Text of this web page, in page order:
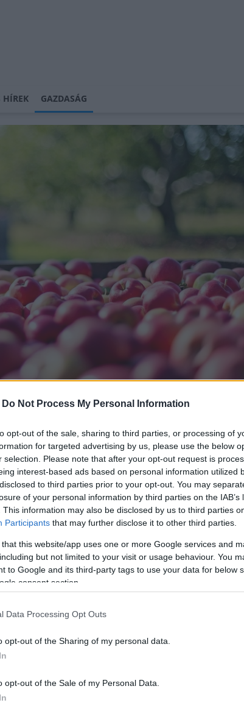
Do Not Process My Personal Information
opt-out of the sale, sharing to third parties, or processing of
for targeted advertising by us, please use the below
selection. Please note that after your opt-out request is
interest-based ads based on personal information utilized
to third parties prior to your opt-out. You may
of your personal information by third parties on the IAB’s
This information may also be disclosed by us to third parties
Participants that may further disclose it to other third parties.
that this website/app uses one or more Google services and
but not limited to your visit or usage behaviour. You
to Google and its third-party tags to use your data for below
consent section.
Data Processing Opt Outs
opt-out of the Sharing of my personal data.
opt-out of the Sale of my Personal Data.
HÍREK GAZDASÁG
- illusztráció
így ez már a harmadik ilyen év - mondta
Szakmaközi Szervezet és Terméktanács
a negyede vérható kajszibarackból, de kevesebb
is.
esőzések és az enyhe tél miatt van.
óriási elkeseredés van az ágazatban, a
terhelést kénytelen elviselni az elmúlt két
tavalyi és a tavalyelőtti év sem volt jónak
figyelhetik, ahogy az egész éves munkájuk